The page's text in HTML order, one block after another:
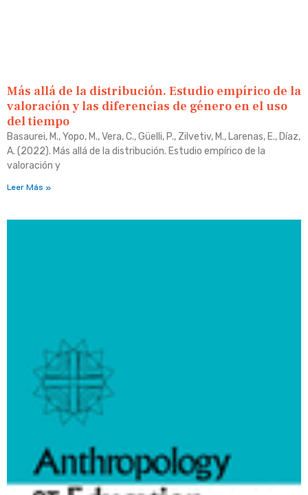
Más allá de la distribución. Estudio empírico de la
valoración y las diferencias de género en el uso
del tiempo
Basaurei, M., Yopo, M., Vera, C., Güelli, P., Zilvetiv, M., Larenas, E., Díaz,
A. (2022). Más allá de la distribución. Estudio empírico de la
valoración y
Leer Más »